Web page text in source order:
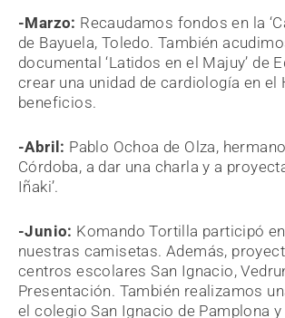
-Marzo: Recaudamos fondos en la
de Bayuela, Toledo.También
documental ‘Latidos en el Majuy’ de
crear una unidad de cardiología en
beneficios.
-Abril: Pablo Ochoa de Olza,
Córdoba, a dar una charla y a
Iñaki’.
-Junio: Komando Tortilla participó en
nuestras camisetas. Además,
centros escolaresSan Ignacio,
Presentación. También realizamos
el colegio San Ignacio de Pamplona